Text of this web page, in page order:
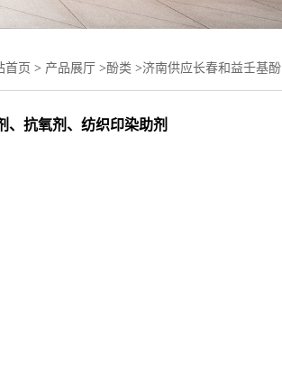
首页 > 产品展厅 >酚类 >济南供应长春和益壬基
、抗氧剂、纺织印染助剂